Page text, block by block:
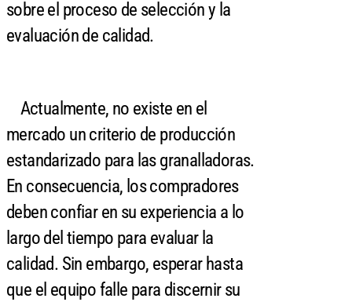
sobre el proceso de selección y la
evaluación de calidad.
Actualmente, no existe en el
mercado un criterio de producción
estandarizado para las granalladoras.
En consecuencia, los compradores
deben confiar en su experiencia a lo
largo del tiempo para evaluar la
calidad. Sin embargo, esperar hasta
que el equipo falle para discernir su